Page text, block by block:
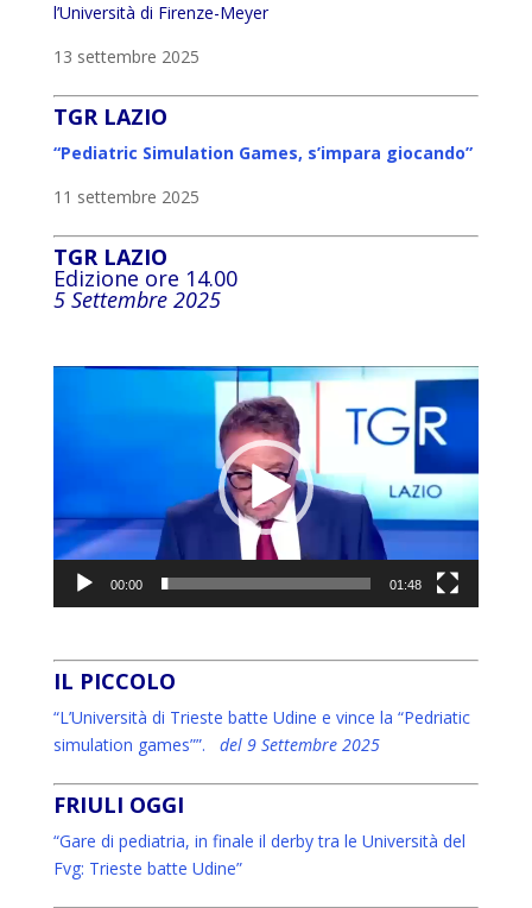
l’Università di Firenze-Meyer
13 settembre 2025
TGR LAZIO
“Pediatric Simulation Games, s’impara giocando”
11 settembre 2025
TGR LAZIO
Edizione ore 14.00
5 Settembre 2025
00:00 01:48
IL PICCOLO
“L’Università di Trieste batte Udine e vince la “Pedriatic
simulation games””. del 9 Settembre 2025
FRIULI OGGI
“Gare di pediatria, in finale il derby tra le Università del
Fvg: Trieste batte Udine”